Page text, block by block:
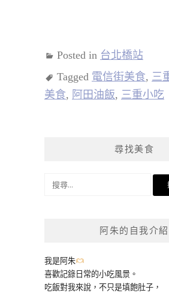
Posted in 台北橋站
Tagged 電信街美食, 三
美食, 阿田油飯, 三重小吃
尋找美食
阿朱的自我介紹
我是阿朱
喜歡記錄日常的小吃風景。
吃飯對我來說，不只是填飽肚子，